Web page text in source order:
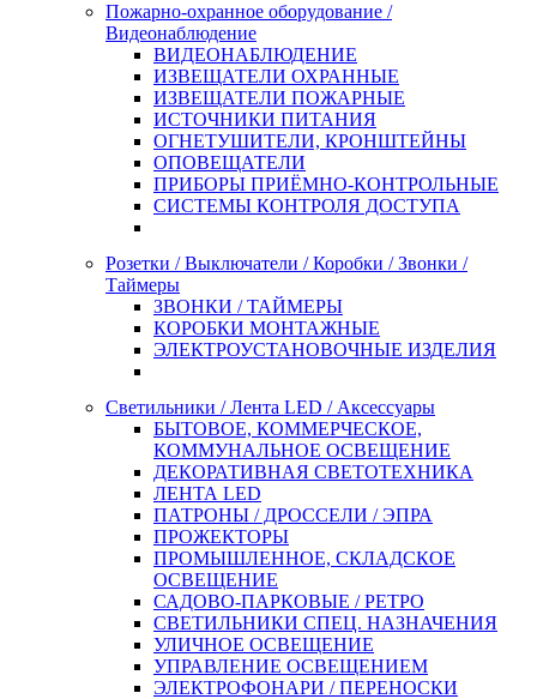
Пожарно-охранное оборудование /
Видеонаблюдение
ВИДЕОНАБЛЮДЕНИЕ
ИЗВЕЩАТЕЛИ ОХРАННЫЕ
ИЗВЕЩАТЕЛИ ПОЖАРНЫЕ
ИСТОЧНИКИ ПИТАНИЯ
ОГНЕТУШИТЕЛИ, КРОНШТЕЙНЫ
ОПОВЕЩАТЕЛИ
ПРИБОРЫ ПРИЁМНО-КОНТРОЛЬНЫЕ
СИСТЕМЫ КОНТРОЛЯ ДОСТУПА
Розетки / Выключатели / Коробки / Звонки /
Таймеры
ЗВОНКИ / ТАЙМЕРЫ
КОРОБКИ МОНТАЖНЫЕ
ЭЛЕКТРОУСТАНОВОЧНЫЕ ИЗДЕЛИЯ
Светильники / Лента LED / Аксессуары
БЫТОВОЕ, КОММЕРЧЕСКОЕ,
КОММУНАЛЬНОЕ ОСВЕЩЕНИЕ
ДЕКОРАТИВНАЯ СВЕТОТЕХНИКА
ЛЕНТА LED
ПАТРОНЫ / ДРОССЕЛИ / ЭПРА
ПРОЖЕКТОРЫ
ПРОМЫШЛЕННОЕ, СКЛАДСКОЕ
ОСВЕЩЕНИЕ
САДОВО-ПАРКОВЫЕ / РЕТРО
СВЕТИЛЬНИКИ СПЕЦ. НАЗНАЧЕНИЯ
УЛИЧНОЕ ОСВЕЩЕНИЕ
УПРАВЛЕНИЕ ОСВЕЩЕНИЕМ
ЭЛЕКТРОФОНАРИ / ПЕРЕНОСКИ